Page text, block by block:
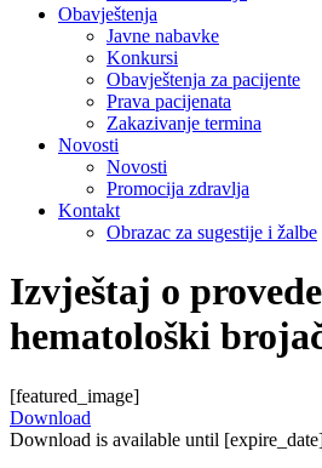
Obavještenja
Javne nabavke
Konkursi
Obavještenja za pacijente
Prava pacijenata
Zakazivanje termina
Novosti
Novosti
Promocija zdravlja
Kontakt
Obrazac za sugestije i žalbe
Izvještaj o
hematološki
[featured_image]
Download
Download is available until